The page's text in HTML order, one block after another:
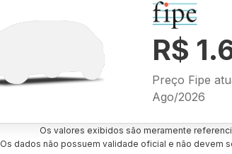
R$
Preço Fipe
Ago/2026
Os valores exibidos são meramente
Os dados não possuem validade oficial e não devem